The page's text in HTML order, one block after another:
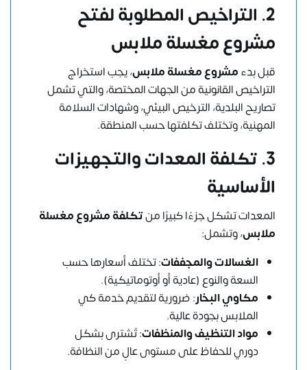
2. التراخيص المطلوبة لفتح
مشروع مغسلة ملابس
قبل بدءمشروع مغسلة ملابس، يجب استخراج
التراخيص القانونية من الجهات المختصة، والتي تشمل
تصاريح البلدية، الترخيص البيئي، وشهادات السلامة
المهنية، وتختلف تكلفتها حسب المنطقة.
3. تكلفة المعدات والتجهيزات
الأساسية
المعدات تشكل جزءًا كبيرًا منتكلفة مشروع مغسلة
ملابس، وتشمل:
الغسالات والمجففات: تختلف أسعارها حسب
السعة والنوع (عادية أو أوتوماتيكية).
مكاوي البخار: ضرورية لتقديم خدمة كي
الملابس بجودة عالية.
مواد التنظيف والمنظفات: تُشترى بشكل
دوري للحفاظ على مستوى عالٍ من النظافة.